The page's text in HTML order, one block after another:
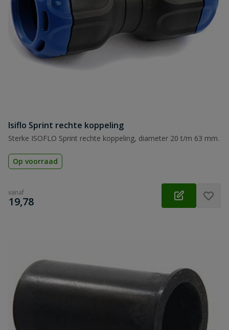
Isiflo Sprint rechte koppeling
Sterke ISOFLO Sprint rechte koppeling, diameter 20 t/m 63 mm.
Op voorraad
vanaf
€
19,78